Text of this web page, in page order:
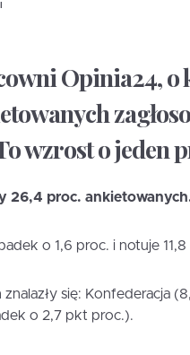
Opinia24,
wzrost o jeden
26,4 proc.
o 1,6 proc. i notuje
znalazły się: Konfederacja
o 2,7 pkt proc.).